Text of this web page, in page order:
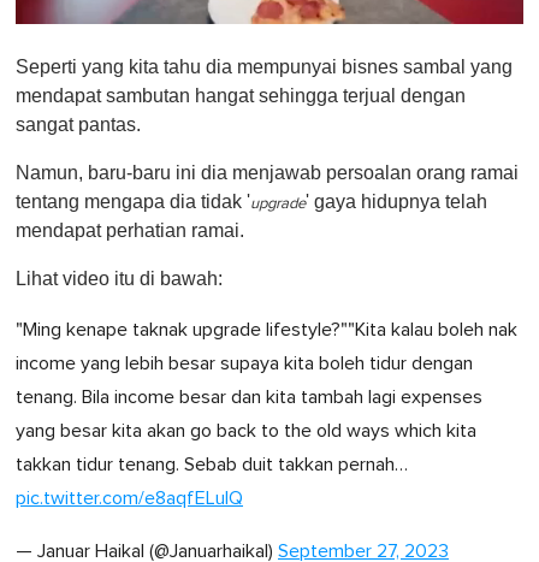
e
c
n
s
f
1
n
t
e
,
Seperti yang kita tahu dia mempunyai bisnes sambal yang
mendapat sambutan hangat sehingga terjual dengan
sangat pantas.
Namun, baru-baru ini dia menjawab persoalan orang ramai
tentang mengapa dia tidak 'upgrade' gaya hidupnya telah
mendapat perhatian ramai.
Lihat video itu di bawah:
"Ming kenape taknak upgrade lifestyle?""Kita kalau boleh nak
income yang lebih besar supaya kita boleh tidur dengan
tenang. Bila income besar dan kita tambah lagi expenses
yang besar kita akan go back to the old ways which kita
takkan tidur tenang. Sebab duit takkan pernah…
pic.twitter.com/e8aqfELuIQ
— Januar Haikal (@Januarhaikal) September 27, 2023